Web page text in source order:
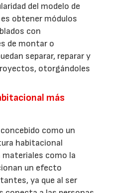
del modelo de
obtener módulos
con
de montar o
separar, reparar y
otorgándoles
más
como un
habitacional
materiales como la
un efecto
ya que al ser